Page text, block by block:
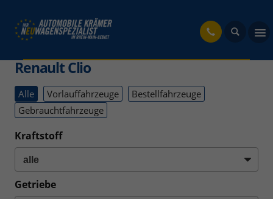
Renault Clio
Alle Vorlauffahrzeuge
Bestellfahrzeuge
Gebrauchtfahrzeuge
Kraftstoff
Getriebe